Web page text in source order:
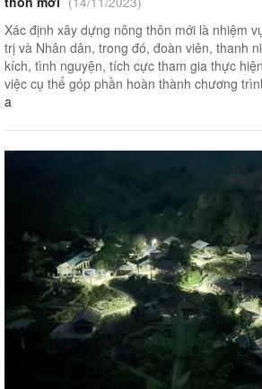
Xác định xây dựng nông thôn mới là nhiệm
trị và Nhân dân, trong đó, đoàn viên, thanh
kích, tình nguyện, tích cực tham gia thực
việc cụ thể góp phần hoàn thành chương
a